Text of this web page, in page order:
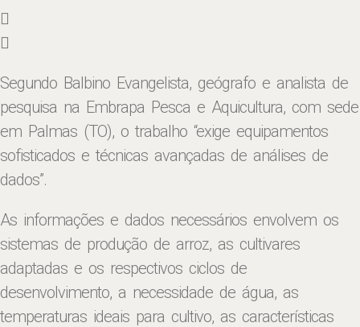
Segundo Balbino Evangelista, geógrafo e analista de
pesquisa na Embrapa Pesca e Aquicultura, com sede
em Palmas (TO), o trabalho “exige equipamentos
sofisticados e técnicas avançadas de análises de
dados”.
As informações e dados necessários envolvem os
sistemas de produção de arroz, as cultivares
adaptadas e os respectivos ciclos de
desenvolvimento, a necessidade de água, as
temperaturas ideais para cultivo, as características